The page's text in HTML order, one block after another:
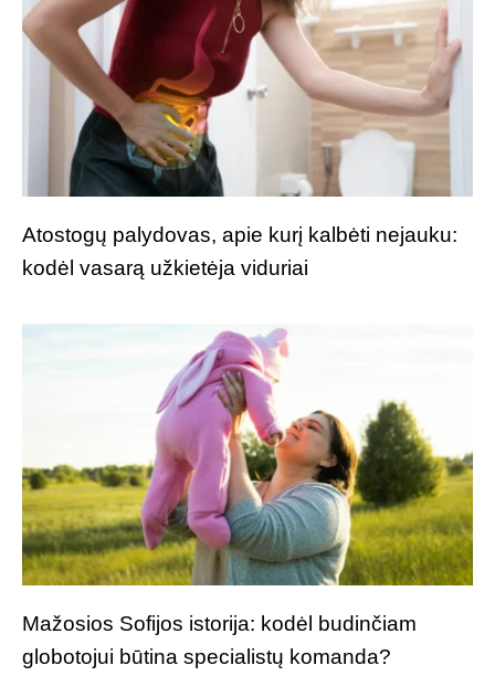
Atostogų palydovas, apie kurį kalbėti nejauku:
kodėl vasarą užkietėja viduriai
Mažosios Sofijos istorija: kodėl budinčiam
globotojui būtina specialistų komanda?